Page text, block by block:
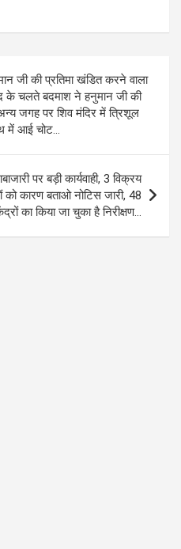
जी की प्रतिमा खंडित करने वाला
के चलते बदमाश ने हनुमान जी की
जगह पर शिव मंदिर में त्रिशूल
में आई चोट…
पर बड़ी कार्यवाही, 3 विक्रय
कारण बताओ नोटिस जारी, 48
का किया जा चुका है निरीक्षण…